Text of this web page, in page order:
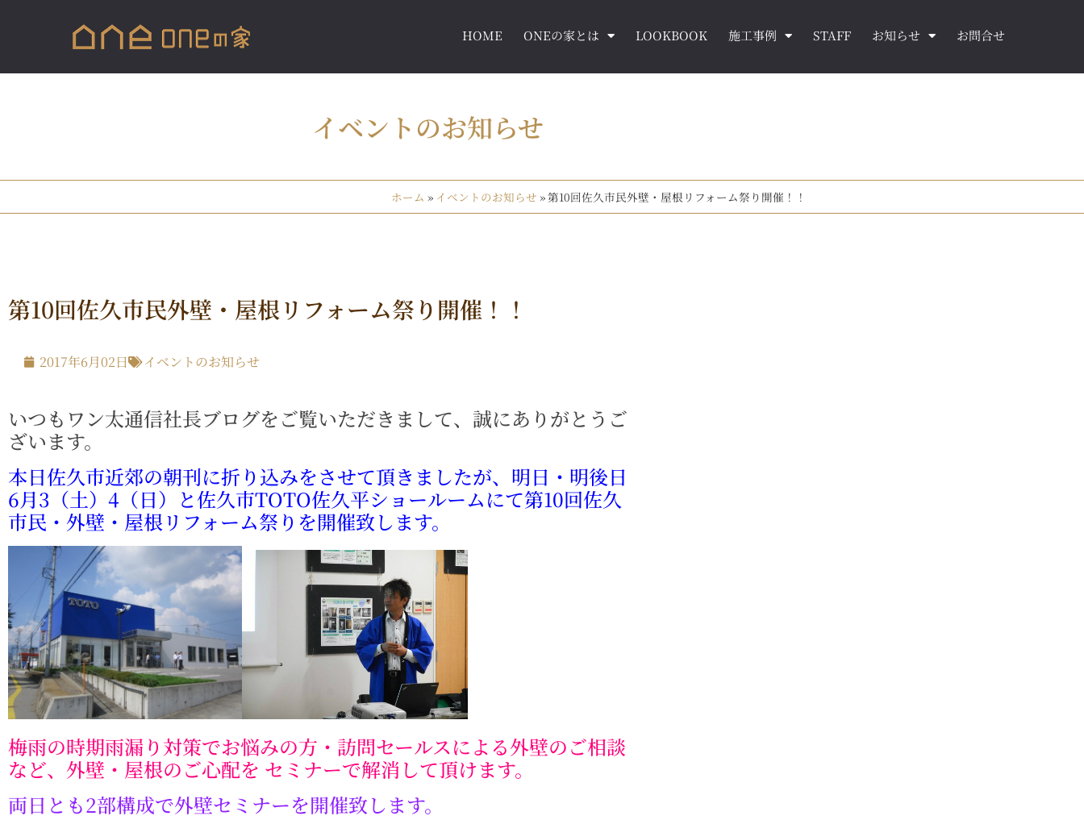
HOME ONEの家とは LOOKBOOK 施工事例 STAFF お知らせ お問合せ
イベントのお知らせ
ホーム » イベントのお知らせ »第10回佐久市民外壁・屋根リフォーム祭り開催！！
第10回佐久市民外壁・屋根リフォーム祭り開催！！
2017年6月02日 イベントのお知らせ
いつもワン太通信社長ブログをご覧いただきまして、誠にありがとうご
ざいます。
本日佐久市近郊の朝刊に折り込みをさせて頂きましたが、明日・明後日
6月3（土）4（日）と佐久市TOTO佐久平ショールームにて第10回佐久
市民・外壁・屋根リフォーム祭りを開催致します。
梅雨の時期雨漏り対策でお悩みの方・訪問セールスによる外壁のご相談
など、 外壁・屋根のご心配を セミナーで解消して頂けます。
両日とも2部構成で外壁セミナーを開催致します。